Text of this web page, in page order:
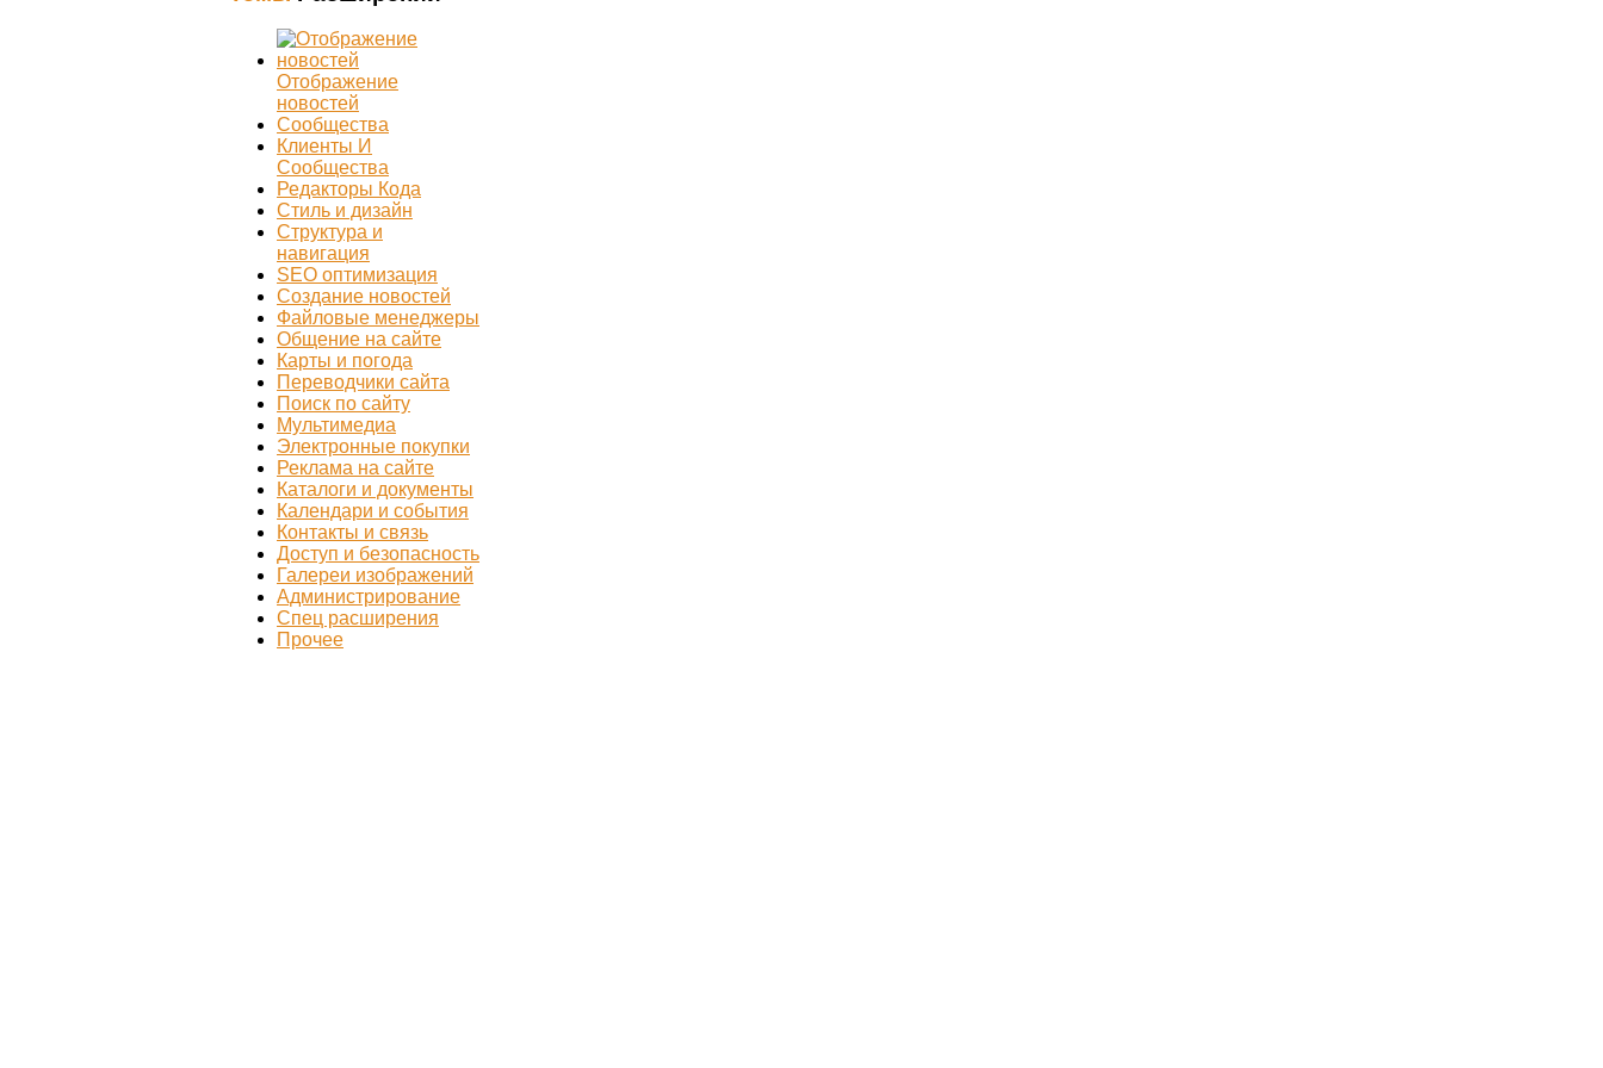
Отображение
новостей
Сообщества
Клиенты И
Сообщества
Редакторы Кода
Стиль и дизайн
Структура и
навигация
SEO оптимизация
Создание новостей
Файловые менеджеры
Общение на сайте
Карты и погода
Переводчики сайта
Поиск по сайту
Мультимедиа
Электронные покупки
Реклама на сайте
Каталоги и документы
Календари и события
Контакты и связь
Доступ и безопасность
Галереи изображений
Администрирование
Спец расширения
Прочее